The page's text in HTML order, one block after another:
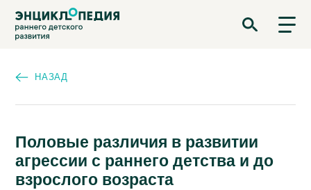
Перейти
основному
Энциклопедия раннего детского развития
НАЗАД
Половые различия в развитии
агрессии с раннего детства и до
взрослого возраста